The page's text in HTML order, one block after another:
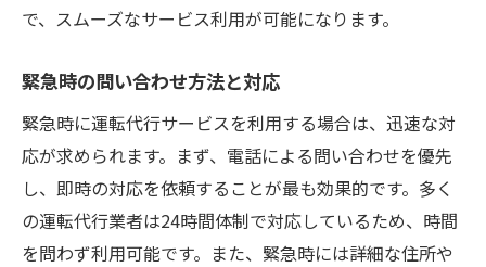
で、スムーズなサービス利用が可能になります。
緊急時の問い合わせ方法と対応
緊急時に運転代行サービスを利用する場合は、迅速な対
応が求められます。まず、電話による問い合わせを優先
し、即時の対応を依頼することが最も効果的です。多く
の運転代行業者は24時間体制で対応しているため、時間
を問わず利用可能です。また、緊急時には詳細な住所や